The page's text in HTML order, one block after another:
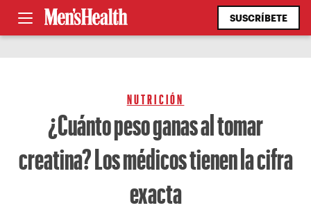
SUSCRÍBETE
NUTRICIÓN
¿Cuánto peso ganas al tomar
creatina? Los médicos tienen la cifra
exacta